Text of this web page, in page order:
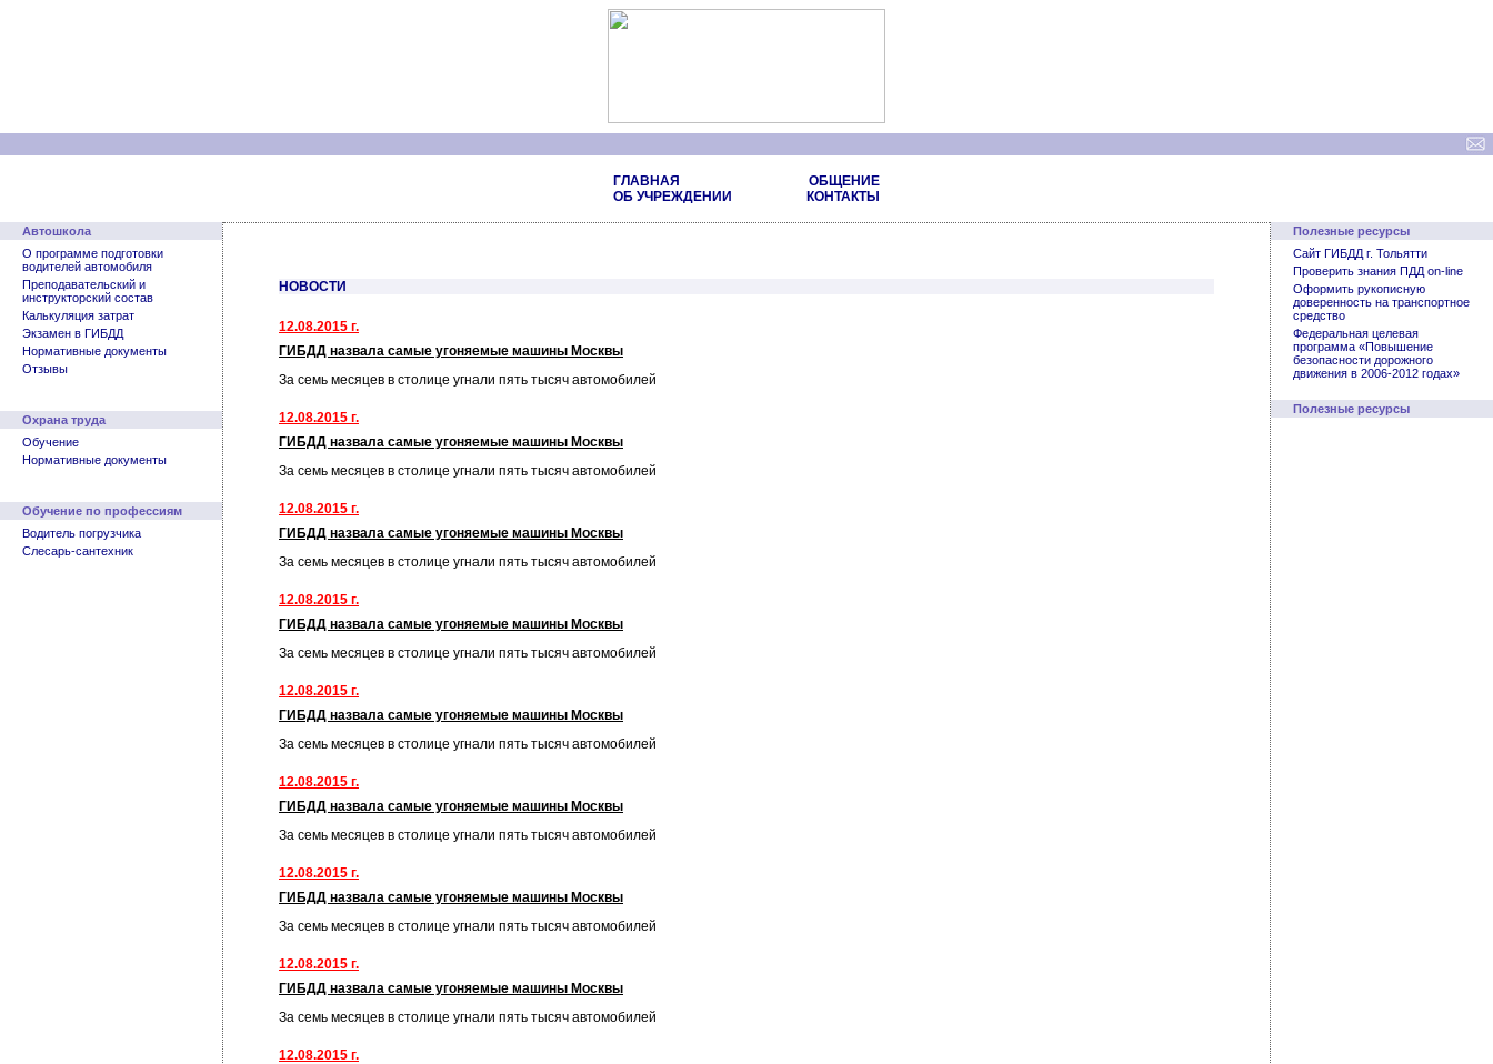
ГЛАВНАЯ
ОБ УЧРЕЖДЕНИИ
ОБЩЕНИЕ
КОНТАКТЫ
Автошкола
О программе подготовки
водителей автомобиля
Преподавательский и
инструкторский состав
Калькуляция затрат
Экзамен в ГИБДД
Нормативные документы
Отзывы
Охрана труда
Обучение
Нормативные документы
Обучение по профессиям
Водитель погрузчика
Слесарь-сантехник
НОВОСТИ
12.08.2015 г.
ГИБДД назвала самые угоняемые машины Москвы
За семь месяцев в столице угнали пять тысяч автомобилей
12.08.2015 г.
ГИБДД назвала самые угоняемые машины Москвы
За семь месяцев в столице угнали пять тысяч автомобилей
12.08.2015 г.
ГИБДД назвала самые угоняемые машины Москвы
За семь месяцев в столице угнали пять тысяч автомобилей
12.08.2015 г.
ГИБДД назвала самые угоняемые машины Москвы
За семь месяцев в столице угнали пять тысяч автомобилей
12.08.2015 г.
ГИБДД назвала самые угоняемые машины Москвы
За семь месяцев в столице угнали пять тысяч автомобилей
12.08.2015 г.
ГИБДД назвала самые угоняемые машины Москвы
За семь месяцев в столице угнали пять тысяч автомобилей
12.08.2015 г.
ГИБДД назвала самые угоняемые машины Москвы
За семь месяцев в столице угнали пять тысяч автомобилей
12.08.2015 г.
ГИБДД назвала самые угоняемые машины Москвы
За семь месяцев в столице угнали пять тысяч автомобилей
12.08.2015 г.
Полезные ресурсы
Сайт ГИБДД г. Тольятти
Проверить знания ПДД on-line
Оформить рукописную
доверенность на транспортное
средство
Федеральная целевая
программа «Повышение
безопасности дорожного
движения в 2006-2012 годах»
Полезные ресурсы